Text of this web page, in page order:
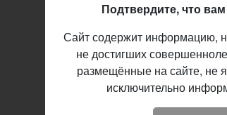
Подтвердите, что
Сайт содержит информацию,
не достигших
размещённые на сайте, не
исключительно